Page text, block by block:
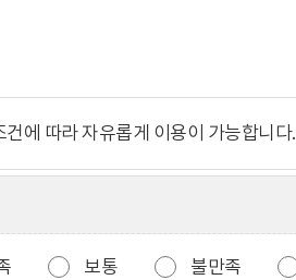
건에 따라 자유롭게 이용이 가능합니다.
보통 불만족